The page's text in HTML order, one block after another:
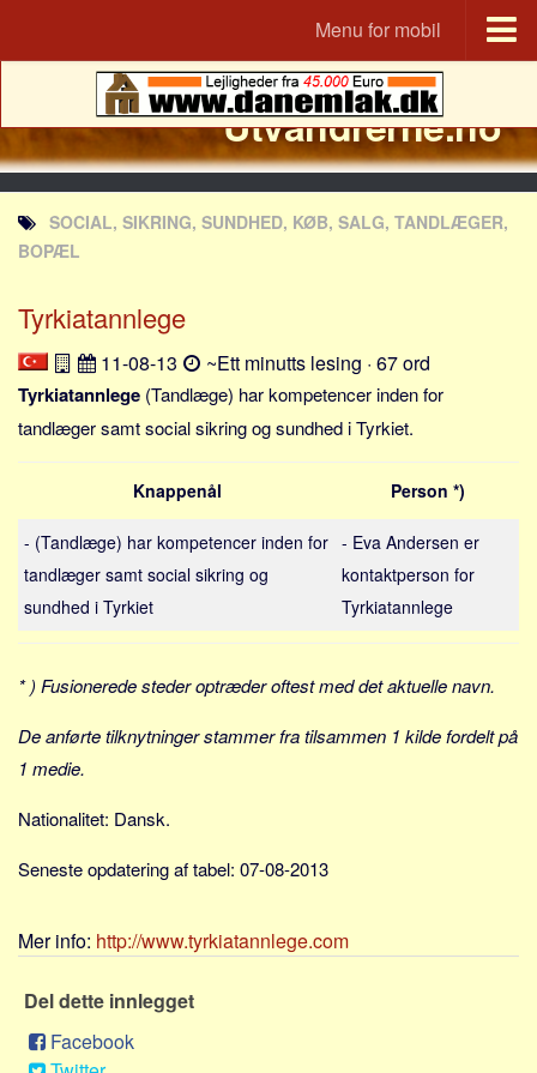
Menu for mobil
Utvandrerne.no
Udvandrerne.dk
Utvandrerne.no
Utvandrarna.se
Tyskland.dk
Rusland.dk
JLKM.dk
Land
Tyrkia
Sverige
Norge
Thailand
Hellas
Amerikas Forente Stater
Alle
Nøkkelord
Bedrift
Pensjon
Forbruk
Utvandrerne.no
SOCIAL, SIKRING, SUNDHED, KØB, SALG, TANDLÆGER,
BOPÆL
Tyrkiatannlege
11-08-13 ~Ett minutts lesing · 67 ord
Tyrkiatannlege (Tandlæge) har kompetencer inden for
tandlæger samt social sikring og sundhed i Tyrkiet.
Knappenål Person *)
- (Tandlæge) har kompetencer inden for
tandlæger samt social sikring og
sundhed i Tyrkiet
- Eva Andersen er
kontaktperson for
Tyrkiatannlege
* ) Fusionerede steder optræder oftest med det aktuelle navn.
De anførte tilknytninger stammer fra tilsammen 1 kilde fordelt på
1 medie.
Nationalitet: Dansk.
Seneste opdatering af tabel: 07-08-2013
Mer info: http://www.tyrkiatannlege.com
Del dette innlegget
Facebook